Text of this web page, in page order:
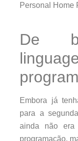
Personal Home
De
Embora já
para a
ainda não era
programação,